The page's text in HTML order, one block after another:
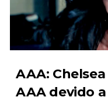
WWE Friday Night
Unknown- Aug 01 2026
TNA iMPACT
Unknown-Jul 31 2026
AAA:
AAA devido